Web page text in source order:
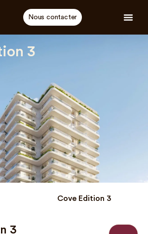
Nous contacter
3
Cove Edition 3
3